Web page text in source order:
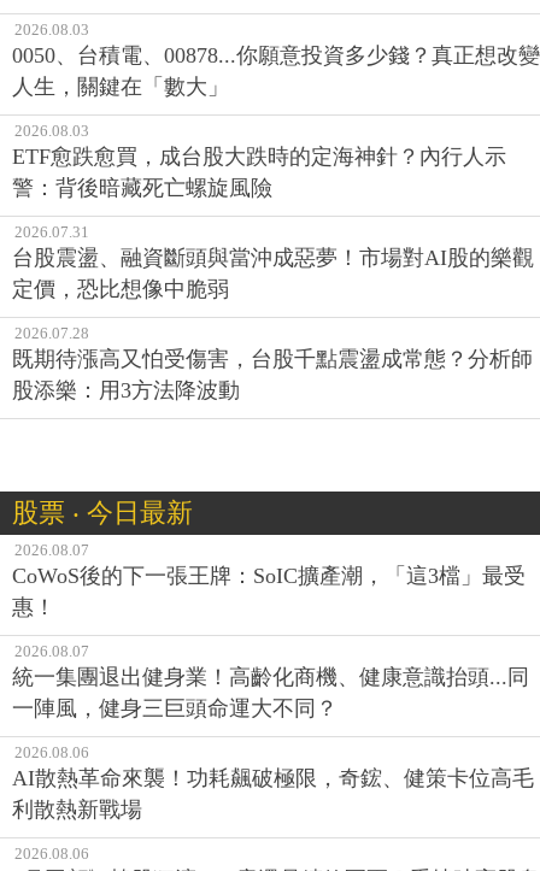
2026.08.03
0050、台積電、00878...你願意投資多少錢？真正想改變
人生，關鍵在「數大」
2026.08.03
ETF愈跌愈買，成台股大跌時的定海神針？內行人示
警：背後暗藏死亡螺旋風險
2026.07.31
台股震盪、融資斷頭與當沖成惡夢！市場對AI股的樂觀
定價，恐比想像中脆弱
2026.07.28
既期待漲高又怕受傷害，台股千點震盪成常態？分析師
股添樂：用3方法降波動
股票 ‧ 今日最新
2026.08.07
CoWoS後的下一張王牌：SoIC擴產潮，「這3檔」最受
惠！
2026.08.07
統一集團退出健身業！高齡化商機、健康意識抬頭...同
一陣風，健身三巨頭命運大不同？
2026.08.06
AI散熱革命來襲！功耗飆破極限，奇鋐、健策卡位高毛
利散熱新戰場
2026.08.06